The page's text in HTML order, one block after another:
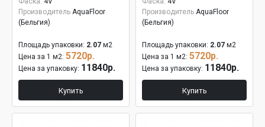
Производитель AquaFloor
(Бельгия)
Площадь упаковки: 2.07 м2
Цена за 1 м2: 5720р.
Цена за упаковку: 11840р.
Купить
Производитель AquaFloor
(Бельгия)
Площадь упаковки: 2.07 м2
Цена за 1 м2: 5720р.
Цена за упаковку: 11840р.
Купить